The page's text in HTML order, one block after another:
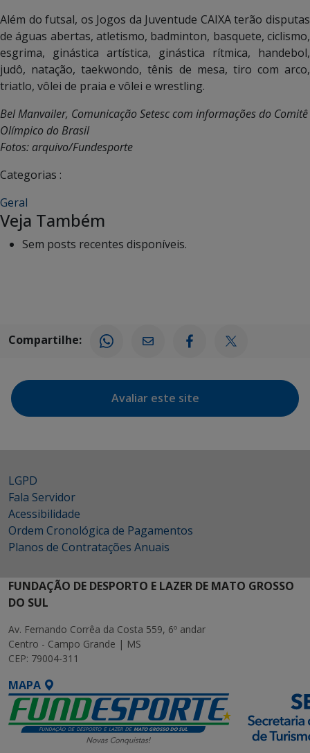
Além do futsal, os Jogos da Juventude CAIXA terão disputas
de águas abertas, atletismo, badminton, basquete, ciclismo,
esgrima, ginástica artística, ginástica rítmica, handebol,
judô, natação, taekwondo, tênis de mesa, tiro com arco,
triatlo, vôlei de praia e vôlei e wrestling.
Bel Manvailer, Comunicação Setesc com informações do Comitê
Olímpico do Brasil
Fotos: arquivo/Fundesporte
Categorias :
Geral
Veja Também
Sem posts recentes disponíveis.
Compartilhe:
Avaliar este site
LGPD
Fala Servidor
Acessibilidade
Ordem Cronológica de Pagamentos
Planos de Contratações Anuais
FUNDAÇÃO DE DESPORTO E LAZER DE MATO GROSSO
DO SUL
Av. Fernando Corrêa da Costa 559, 6º andar
Centro - Campo Grande | MS
CEP: 79004-311
MAPA